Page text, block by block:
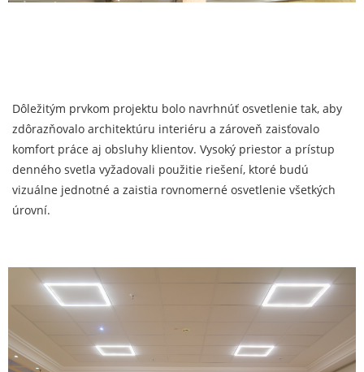
Dôležitým prvkom projektu bolo navrhnúť osvetlenie tak, aby
zdôrazňovalo architektúru interiéru a zároveň zaisťovalo
komfort práce aj obsluhy klientov. Vysoký priestor a prístup
denného svetla vyžadovali použitie riešení, ktoré budú
vizuálne jednotné a zaistia rovnomerné osvetlenie všetkých
úrovní.